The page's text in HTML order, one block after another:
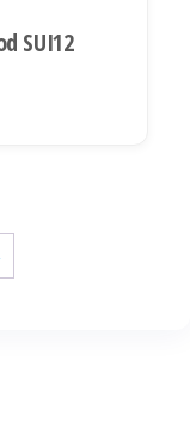
SUI12
€